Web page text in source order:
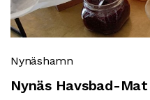
Nynäshamn
Nynäs Havsbad-